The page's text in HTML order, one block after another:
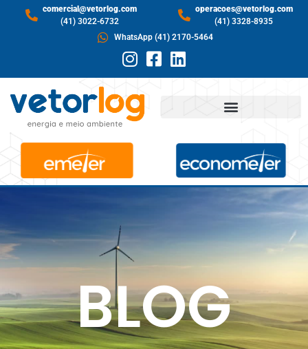
comercial@vetorlog.com
(41) 3022-6732
operacoes@vetorlog.com
(41) 3328-8935
WhatsApp (41) 2170-5464
BLOG